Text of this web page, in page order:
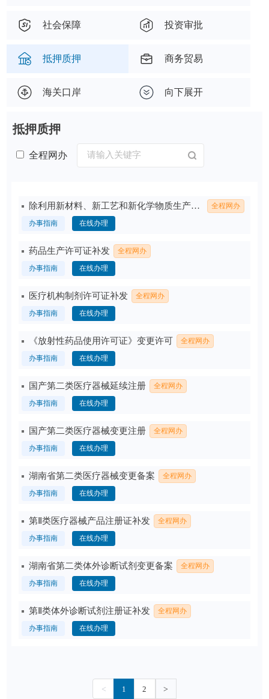
社会保障 投资审批
抵押质押 商务贸易
海关口岸 向下展开
抵押质押
全程网办